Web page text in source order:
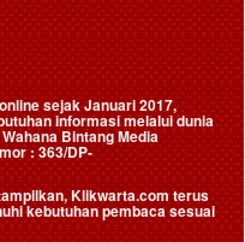
sejak Januari 2017,
informasi melalui dunia
Wahana Bintang Media
: 363/DP-
Klikwarta.com terus
kebutuhan pembaca sesuai